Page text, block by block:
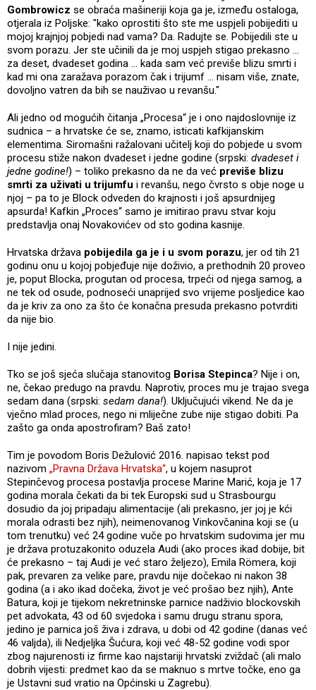
Gombrowicz se obraća mašineriji koja ga je, između ostaloga,
otjerala iz Poljske: "kako oprostiti što ste me uspjeli pobijediti u
mojoj krajnjoj pobjedi nad vama? Da. Radujte se. Pobijedili ste u
svom porazu. Jer ste učinili da je moj uspjeh stigao prekasno ...
za deset, dvadeset godina ... kada sam već previše blizu smrti i
kad mi ona zaražava porazom čak i trijumf ... nisam više, znate,
dovoljno vatren da bih se nauživao u revanšu."
Ali jedno od mogućih čitanja „Procesa“ je i ono najdoslovnije iz
sudnica – a hrvatske će se, znamo, isticati kafkijanskim
elementima. Siromašni ražalovani učitelj koji do pobjede u svom
procesu stiže nakon dvadeset i jedne godine (srpski: dvadeset i
jedne godine!) – toliko prekasno da ne da već previše blizu
smrti za uživati u trijumfu i revanšu, nego čvrsto s obje noge u
njoj – pa to je Block odveden do krajnosti i još apsurdnijeg
apsurda! Kafkin „Proces“ samo je imitirao pravu stvar koju
predstavlja onaj Novakovićev od sto godina kasnije.
Hrvatska država pobijedila ga je i u svom porazu, jer od tih 21
godinu onu u kojoj pobjeđuje nije doživio, a prethodnih 20 proveo
je, poput Blocka, progutan od procesa, trpeći od njega samog, a
ne tek od osude, podnoseći unaprijed svo vrijeme posljedice kao
da je kriv za ono za što će konačna presuda prekasno potvrditi
da nije bio.
I nije jedini.
Tko se još sjeća slučaja stanovitog Borisa Stepinca? Nije i on,
ne, čekao predugo na pravdu. Naprotiv, proces mu je trajao svega
sedam dana (srpski: sedam dana!). Uključujući vikend. Ne da je
vječno mlad proces, nego ni mliječne zube nije stigao dobiti. Pa
zašto ga onda apostrofiram? Baš zato!
Tim je povodom Boris Dežulović 2016. napisao tekst pod
nazivom „Pravna Država Hrvatska“, u kojem nasuprot
Stepinčevog procesa postavlja procese Marine Marić, koja je 17
godina morala čekati da bi tek Europski sud u Strasbourgu
dosudio da joj pripadaju alimentacije (ali prekasno, jer joj je kći
morala odrasti bez njih), neimenovanog Vinkovčanina koji se (u
tom trenutku) već 24 godine vuče po hrvatskim sudovima jer mu
je država protuzakonito oduzela Audi (ako proces ikad dobije, bit
će prekasno – taj Audi je već staro željezo), Emila Römera, koji
pak, prevaren za velike pare, pravdu nije dočekao ni nakon 38
godina (a i ako ikad dočeka, život je već prošao bez njih), Ante
Batura, koji je tijekom nekretninske parnice nadživio blockovskih
pet advokata, 43 od 60 svjedoka i samu drugu stranu spora,
jedino je parnica još živa i zdrava, u dobi od 42 godine (danas već
46 valjda), ili Nedjeljka Šućura, koji već 48-52 godine vodi spor
zbog najurenosti iz firme kao najstariji hrvatski zviždač (ali malo
dobrih vijesti: predmet kao da se maknuo s mrtve točke, eno ga
je Ustavni sud vratio na Općinski u Zagrebu).